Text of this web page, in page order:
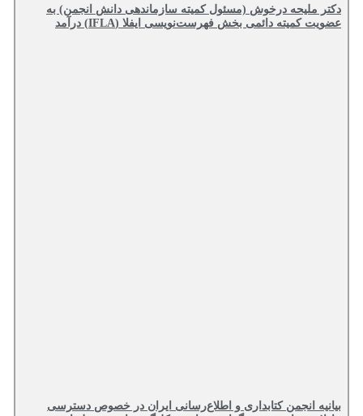
دکتر ملیحه درخوش (مسئول کمیته سازماندهی دانش انجمن) به
عضویت کمیته دائمی بخش فهرست‌نویسی ایفلا (IFLA) درآمد
بیانیه انجمن کتابداری و اطلاع‌رسانی ایران در خصوص دسترسی